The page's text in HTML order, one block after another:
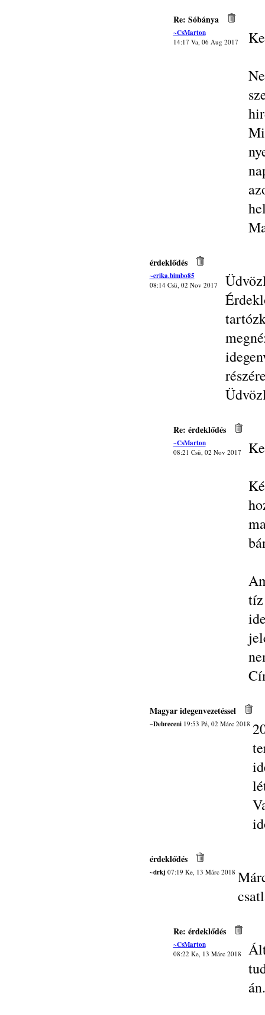
Re: Sóbánya
~CsMarton
14:17 Va, 06 Aug 2017
érdeklődés
~erika.bimbo85
08:14 Csü, 02 Nov 2017
Re: érdeklődés
~CsMarton
08:21 Csü, 02 Nov 2017
Magyar idegenvezetéssel
~Debreceni19:53 Pé, 02 Márc 2018
érdeklődés
~drkj 07:19 Ke, 13 Márc 2018
Re: érdeklődés
~CsMarton
08:22 Ke, 13 Márc 2018
án.